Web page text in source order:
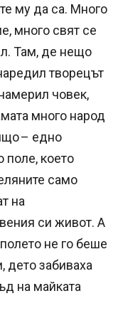
му да са. Много
много свят се
Там, де нещо
творецът
човек,
много народ
– едно
което
само
на
си живот. А
не го беше
дето забиваха
на майката